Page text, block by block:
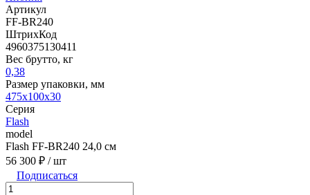
Артикул
FF-BR240
ШтрихКод
4960375130411
Вес брутто, кг
0,38
Размер упаковки, мм
475x100x30
Серия
Flash
model
Flash FF-BR240 24,0 см
56 300 ₽ / шт
Подписаться